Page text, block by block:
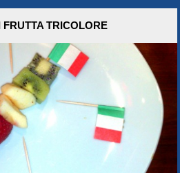
FRUTTA TRICOLORE